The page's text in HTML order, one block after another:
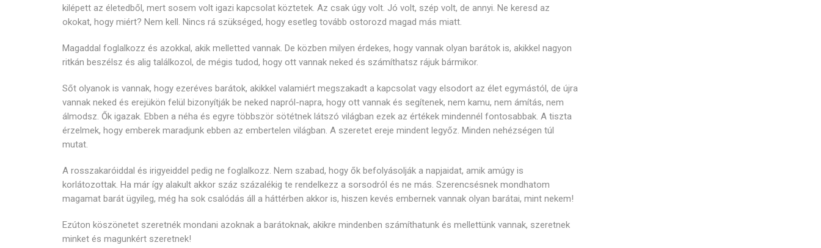
kilépett az életedből, mert sosem volt igazi kapcsolat köztetek. Az csak úgy volt. Jó volt, szép volt, de annyi. Ne keresd az
okokat, hogy miért? Nem kell. Nincs rá szükséged, hogy esetleg tovább ostorozd magad más miatt.
Magaddal foglalkozz és azokkal, akik melletted vannak. De közben milyen érdekes, hogy vannak olyan barátok is, akikkel nagyon
ritkán beszélsz és alig találkozol, de mégis tudod, hogy ott vannak neked és számíthatsz rájuk bármikor.
Sőt olyanok is vannak, hogy ezeréves barátok, akikkel valamiért megszakadt a kapcsolat vagy elsodort az élet egymástól, de újra
vannak neked és erejükön felül bizonyítják be neked napról-napra, hogy ott vannak és segítenek, nem kamu, nem ámítás, nem
álmodsz. Ők igazak. Ebben a néha és egyre többször sötétnek látszó világban ezek az értékek mindennél fontosabbak. A tiszta
érzelmek, hogy emberek maradjunk ebben az embertelen világban. A szeretet ereje mindent legyőz. Minden nehézségen túl
mutat.
A rosszakaróiddal és irigyeiddel pedig ne foglalkozz. Nem szabad, hogy ők befolyásolják a napjaidat, amik amúgy is
korlátozottak. Ha már így alakult akkor száz százalékig te rendelkezz a sorsodról és ne más. Szerencsésnek mondhatom
magamat barát ügyileg, még ha sok csalódás áll a háttérben akkor is, hiszen kevés embernek vannak olyan barátai, mint nekem!
Ezúton köszönetet szeretnék mondani azoknak a barátoknak, akikre mindenben számíthatunk és mellettünk vannak, szeretnek
minket és magunkért szeretnek!